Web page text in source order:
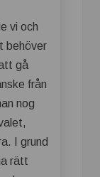
vi och
behöver
gå
från
nog
I grund
rätt